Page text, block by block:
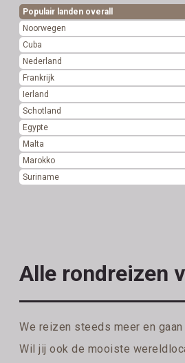
Populair landen overall
Noorwegen
Cuba
Nederland
Frankrijk
Ierland
Schotland
Egypte
Malta
Marokko
Suriname
Alle rondreizen
We reizen steeds meer en
Wil jij ook de mooiste